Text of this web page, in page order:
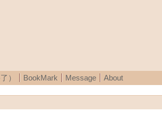
） BookMark Message About